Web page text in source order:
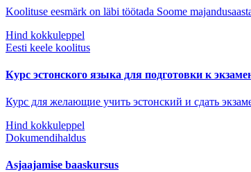
Koolituse eesmärk on läbi töötada Soome
Hind kokkuleppel
Eesti keele koolitus
Курс эстонского языка для подготовки к
Курс для желающие учить эстонский и сдать
Hind kokkuleppel
Dokumendihaldus
Asjaajamise baaskursus